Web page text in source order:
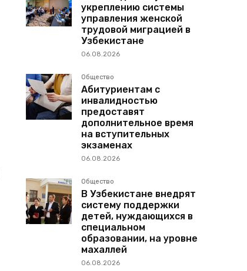
укреплению системы
управления женской
трудовой миграцией в
Узбекистане
06.08.2026
Общество
Абитуриентам с
инвалидностью
предоставят
дополнительное время
на вступительных
экзаменах
06.08.2026
Общество
В Узбекистане внедрят
систему поддержки
детей, нуждающихся в
специальном
образовании, на уровне
махаллей
06.08.2026